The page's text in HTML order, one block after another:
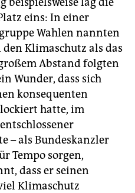
eins: In einer
Wahlen nannten
Klimaschutz als das
Abstand folgten
Wunder, dass sich
konsequenten
hatte, im
– als Bundeskanzler
Tempo sorgen,
dass er seinen
Klimaschutz